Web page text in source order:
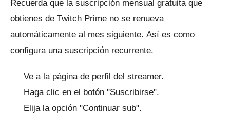
Recuerda que la suscripción mensual gratuita que
obtienes de Twitch Prime no se renueva
automáticamente al mes siguiente. Así es como
configura una suscripción recurrente.
Ve a la página de perfil del streamer.
Haga clic en el botón "Suscribirse".
Elija la opción "Continuar sub".